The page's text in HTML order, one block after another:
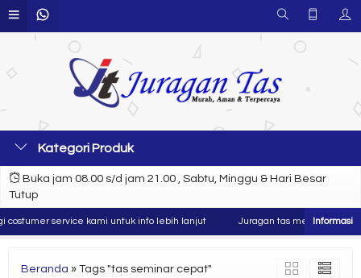
Kategori Produk
Buka jam 08.00 s/d jam 21.00 , Sabtu, Minggu & Hari Besar
Tutup
service kami untuk info lebih lanjut Juragan tas merupakan
Beranda » Tags "tas seminar cepat"